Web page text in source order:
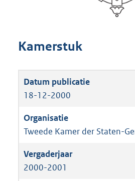
Kamerstuk
18-12-2000
Tweede Kamer der Staten-
2000-2001